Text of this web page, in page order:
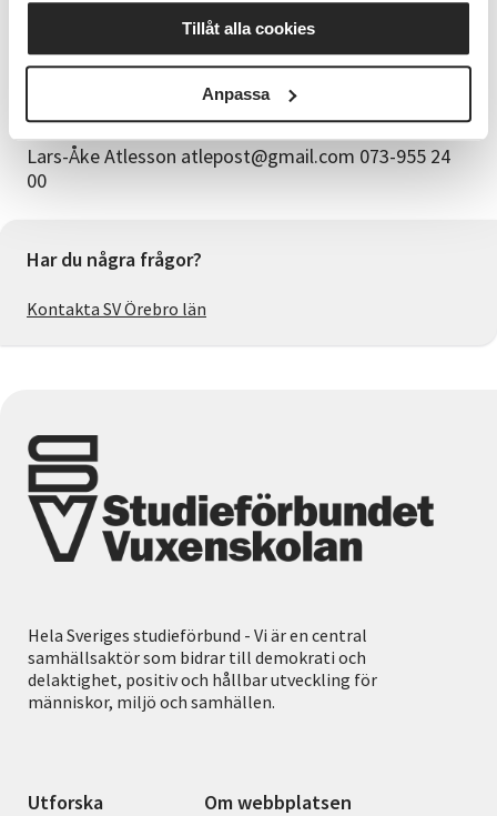
Tillåt alla cookies
Anpassa
START VECKA 36
Måndagar, tisdagar, onsdagar eller torsdagar, du
kommer överens med ledaren!
KONTAKT
Lars-Åke Atlesson atlepost@gmail.com 073-955 24
00
Har du några frågor?
Kontakta SV Örebro län
Hela Sveriges studieförbund - Vi är en central
samhällsaktör som bidrar till demokrati och
delaktighet, positiv och hållbar utveckling för
människor, miljö och samhällen.
Utforska Om webbplatsen